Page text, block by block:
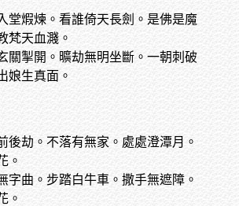
堂煆煉。看誰倚天長劍。是佛是魔
梵天血濺。
關掣開。曠劫無明坐斷。一朝刺破
娘生真面。
後劫。不落有無家。處處澄潭月。
。
字曲。步踏白牛車。撒手無遮障。
。